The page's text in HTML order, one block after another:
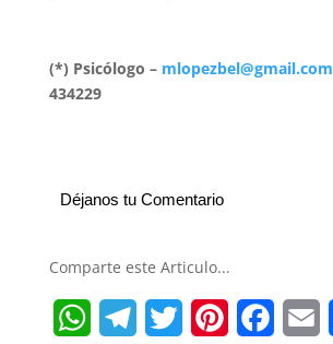
(*) Psicólogo – mlopezbel@gmail.com
434229
Déjanos tu Comentario
Comparte este Articulo...